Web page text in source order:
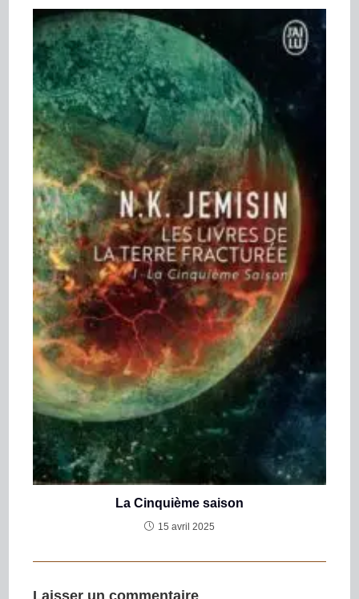
La Cinquième saison
15 avril 2025